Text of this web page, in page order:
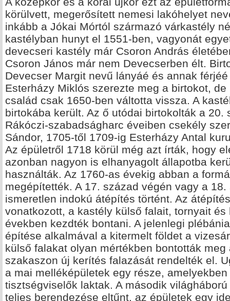
körülvett, megerősített nemesi lakóhelyet
inkább a Jókai Mórtól származó várkastély
kastélyban hunyt el 1551-ben, vagyonát
devecseri kastély már Csoron András
Csoron János már nem Devecserben élt.
Devecser Margit nevű lányáé és annak
Esterházy Miklós szerezte meg a birtokot,
család csak 1650-ben váltotta vissza. A
birtokába került. Az ő utódai birtokolták a 20.
Rákóczi-szabadságharc éveiben csekély
Sándor, 1705-től 1709-ig Esterházy Antal
Az épületről 1718 körül még azt írták, hogy
azonban nagyon is elhanyagolt állapotba
használták. Az 1760-as évekig abban a
megépítették. A 17. század végén vagy a
ismeretlen indokú átépítés történt. Az
vonatkozott, a kastély külső falait, tornyait
években kezdték bontani. A jelenlegi
építése alkalmával a kitermelt földet a
külső falakat olyan mértékben bontották
szakaszon új kerítés falazását rendelték el.
a mai melléképületek egy része,
tisztségviselők laktak. A második
teljes berendezése eltűnt, az épületek egy